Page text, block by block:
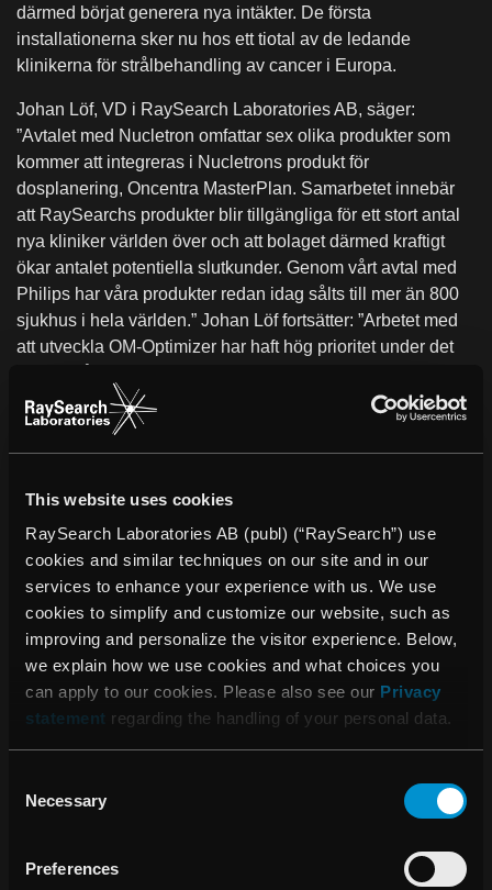
This website uses cookies
RaySearch Laboratories AB (publ) (“RaySearch”) use
cookies and similar techniques on our site and in our
services to enhance your experience with us. We use
cookies to simplify and customize our website, such as
improving and personalize the visitor experience. Below,
we explain how we use cookies and what choices you
can apply to our cookies. Please also see our Privacy
statement regarding the handling of your personal data.
Selection
Necessary
Preferences
därmed börjat generera nya intäkter. De första
installationerna sker nu hos ett tiotal av de ledande
klinikerna för strålbehandling av cancer i Europa.
Johan Löf, VD i RaySearch Laboratories AB, säger:
”Avtalet med Nucletron omfattar sex olika produkter som
kommer att integreras i Nucletrons produkt för
dosplanering, Oncentra MasterPlan. Samarbetet innebär
att RaySearchs produkter blir tillgängliga för ett stort antal
nya kliniker världen över och att bolaget därmed kraftigt
ökar antalet potentiella slutkunder. Genom vårt avtal med
Philips har våra produkter redan idag sålts till mer än 800
sjukhus i hela världen.” Johan Löf fortsätter: ”Arbetet med
att utveckla OM-Optimizer har haft hög prioritet under det
utvecklingssatsningarna med 40 procent. OM-Optimizer
har demonstrerats vid flera stora internationella
konferenser. Kunderna har reagerat genomgående positivt
kliniskt. Därför är det mycket glädjande att vi enligt
planerna nu kunnat påbörja leveranserna av OM-
Optimizer.” OM-Optimizer är den första av sex produkter
som ingår i samarbetet. Alla dessa baserar sig på
RaySearchs befintliga mjukvaruplattform ORBIT, som
anpassats och utvidgats för att kunna integreras i Oncentra
MasterPlan. För effektiv klinisk introduktion av IMRT
behöver läkarna tillgång till avancerad multimodal
bildbehandling och bra verktyg för organkonturering samt
RaySearch och bildbearbetning i Oncentra MasterPlan från
stråldosalgoritmer ger användarna tillgång till mycket
kraftfulla kliniska verktyg. Nucletron har specialiserat sig på